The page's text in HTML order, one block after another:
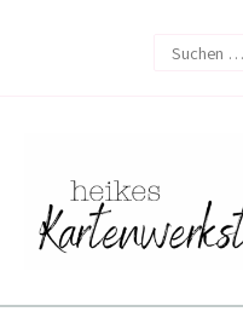
Search